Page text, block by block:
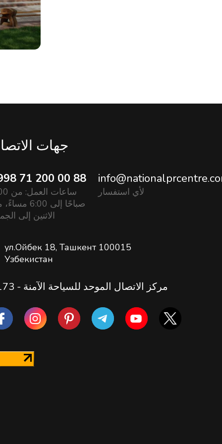
جهات
71 200 00 88
ساعات
صباحًا إلى 6:00
الاثنين إلى
لأي استفسار
ул.Ойбек 18, Ташкент 100015
Узбекистан
مركز الاتصال الموحد للسياحة الآمنة -